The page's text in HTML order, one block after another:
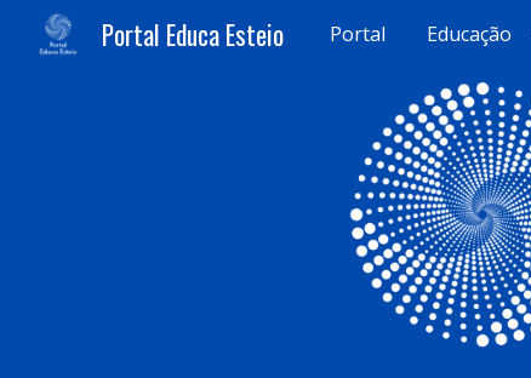
Portal Educa Esteio Portal Educação